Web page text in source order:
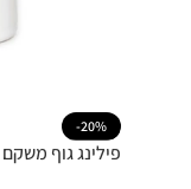
-20%
פילינג גוף משקם